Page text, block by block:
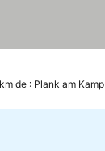
de : Plank am Kamp